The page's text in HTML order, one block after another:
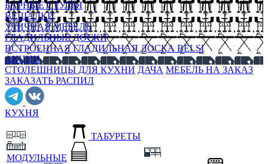
БАРНЫЕ СТУЛЬЯ
ВЕШАЛКИ
УЛИЧНАЯ МЕБЕЛЬ
ГЛАДИЛЬНЫЕ ДОСКИ
ВСТРОЕННАЯ ГЛАДИЛЬНАЯ ДОСКА BELSI
АКЦИИ
СТОЛЕШНИЦЫ ДЛЯ КУХНИ ДАЧА МЕБЕЛЬ НА ЗАКАЗ
ЗАКАЗАТЬ РАСПИЛ
КУХНЯ
МОДУЛЬНЫЕ
ТАБУРЕТЫ